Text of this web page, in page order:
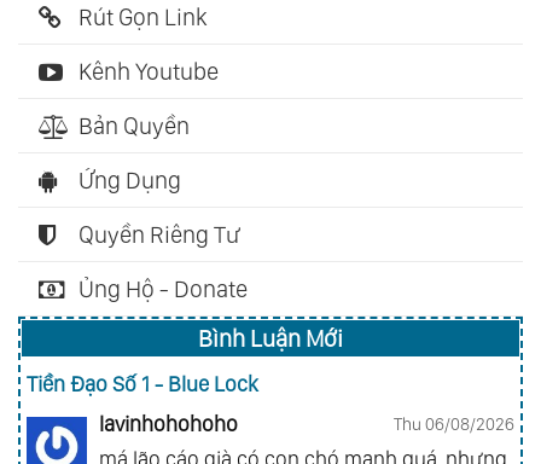
Rút Gọn Link
Kênh Youtube
Bản Quyền
Ứng Dụng
Quyền Riêng Tư
Ủng Hộ - Donate
Bình Luận Mới
Tiền Đạo Số 1 - Blue Lock
lavinhohohoho
Thu 06/08/2026
má lão cáo già có con chó mạnh quá, nhưng